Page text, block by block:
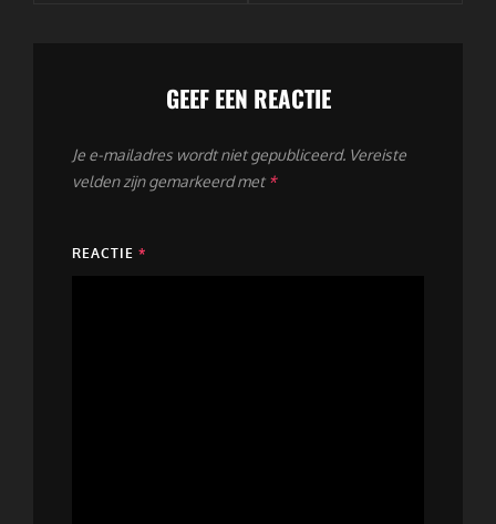
GEEF EEN REACTIE
Je e-mailadres wordt niet gepubliceerd. Vereiste
velden zijn gemarkeerd met *
REACTIE *